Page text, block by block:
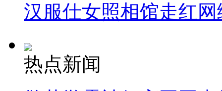
汉服仕女照相馆走红网
热点新闻